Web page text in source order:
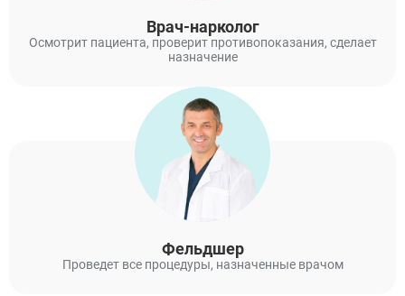
Врач-нарколог
Осмотрит пациента, проверит противопоказания, сделает
назначение
Фельдшер
Проведет все процедуры, назначенные врачом